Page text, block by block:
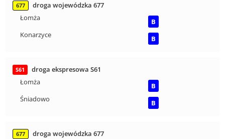
677
droga wojewódzka 677
Łomża
B
Konarzyce
B
S61
droga ekspresowa S61
Łomża
B
Śniadowo
B
677
droga wojewódzka 677